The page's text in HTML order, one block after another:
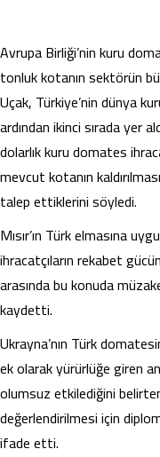
Avrupa Birliği’nin kuru
tonluk kotanın sektörün
Uçak, Türkiye’nin dünya
ardından ikinci sırada yer
dolarlık kuru domates
mevcut kotanın
talep ettiklerini söyledi.
Mısır’ın Türk elmasına
ihracatçıların rekabet
arasında bu konuda
kaydetti.
Ukrayna’nın Türk
ek olarak yürürlüğe giren
olumsuz etkilediğini
değerlendirilmesi için
ifade etti.